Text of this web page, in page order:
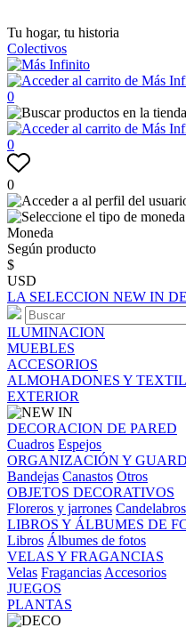
Tu hogar, tu historia
Colectivos
0
0
0
Moneda
Según producto
$
USD
LA SELECCION NEW IN
ILUMINACION
MUEBLES
ACCESORIOS
ALMOHADONES Y
EXTERIOR
DECORACION DE PARED
Cuadros Espejos
ORGANIZACIÓN Y
Bandejas Canastos Otros
OBJETOS DECORATIVOS
Floreros y jarrones
LIBROS Y ÁLBUMES DE
Libros Álbumes de fotos
VELAS Y FRAGANCIAS
Velas Fragancias Accesorios
JUEGOS
PLANTAS